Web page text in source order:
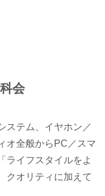
会
ステム、イヤホン／
オ全般からPC／スマ
ライフスタイルをよ
クオリティに加えて